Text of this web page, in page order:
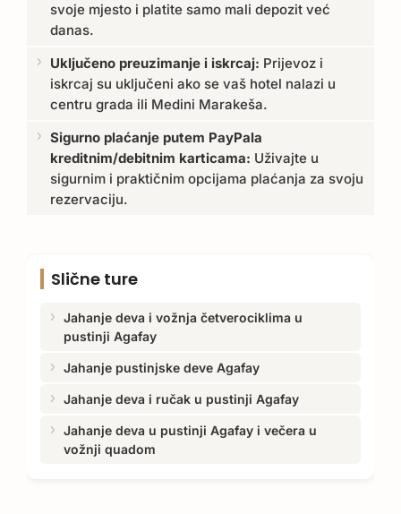
svoje mjesto i platite samo mali depozit već
danas.
Uključeno preuzimanje i iskrcaj: Prijevoz i
iskrcaj su uključeni ako se vaš hotel nalazi u
centru grada ili Medini Marakeša.
Sigurno plaćanje putem PayPala
kreditnim/debitnim karticama: Uživajte u
sigurnim i praktičnim opcijama plaćanja za svoju
rezervaciju.
Slične ture
Jahanje deva i vožnja četverociklima u
pustinji Agafay
Jahanje pustinjske deve Agafay
Jahanje deva i ručak u pustinji Agafay
Jahanje deva u pustinji Agafay i večera u
vožnji quadom